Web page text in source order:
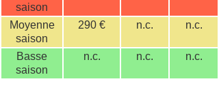
saison
Moyenne
saison
290 € n.c. n.c.
Basse
saison
n.c. n.c. n.c.